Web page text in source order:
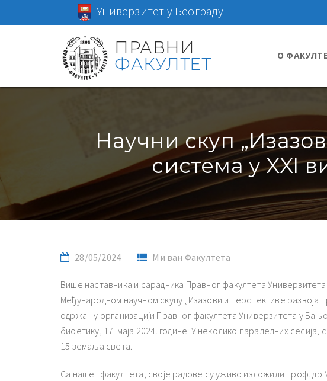
Универзитет у Београду
ПРАВНИ
ФАКУЛТЕТ
О
Научни скуп
система у XXI
28/05/2024 Ми ван Факултета
Више наставника и сарадника Правног факултета
Међународном научном скупу „Изазови и перспективе развоја
одржан у организацији Правног факултета Универзитета у
биоетику, 17. маја 2024. године. У неколико паралелних сесија,
15 земаља света.
Са нашег факултета, своје радове су уживо изложили проф. др